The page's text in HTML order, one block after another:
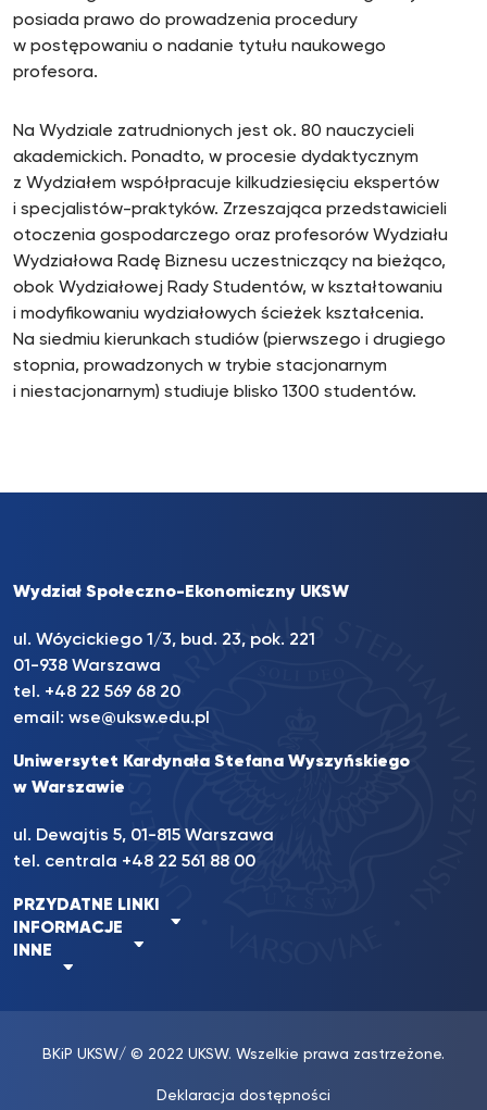
posiada prawo do prowadzenia procedury
w postępowaniu o nadanie tytułu naukowego
profesora.
Na Wydziale zatrudnionych jest ok. 80 nauczycieli
akademickich. Ponadto, w procesie dydaktycznym
z Wydziałem współpracuje kilkudziesięciu ekspertów
i specjalistów-praktyków. Zrzeszająca przedstawicieli
otoczenia gospodarczego oraz profesorów Wydziału
Wydziałowa Radę Biznesu uczestniczący na bieżąco,
obok Wydziałowej Rady Studentów, w kształtowaniu
i modyfikowaniu wydziałowych ścieżek kształcenia.
Na siedmiu kierunkach studiów (pierwszego i drugiego
stopnia, prowadzonych w trybie stacjonarnym
i niestacjonarnym) studiuje blisko 1300 studentów.
Wydział Społeczno-Ekonomiczny UKSW
ul. Wóycickiego 1/3, bud. 23, pok. 221
01-938 Warszawa
tel. +48 22 569 68 20
email: wse@uksw.edu.pl
Uniwersytet Kardynała Stefana Wyszyńskiego
w Warszawie
ul. Dewajtis 5, 01-815 Warszawa
tel. centrala +48 22 561 88 00
PRZYDATNE LINKI
INFORMACJE
INNE
BKiP UKSW/ © 2022 UKSW. Wszelkie prawa zastrzeżone.
Deklaracja dostępności